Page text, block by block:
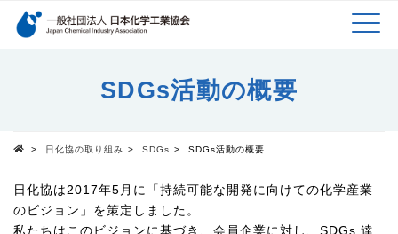
検索キーワード
SDGs活動の概要
> 日化協の取り組み > SDGs > SDGs活動の概要
日化協は2017年5月に「持続可能な開発に向けての化学産業
のビジョン」を策定しました。
私たちはこのビジョンに基づき、会員企業に対し、SDGs 達